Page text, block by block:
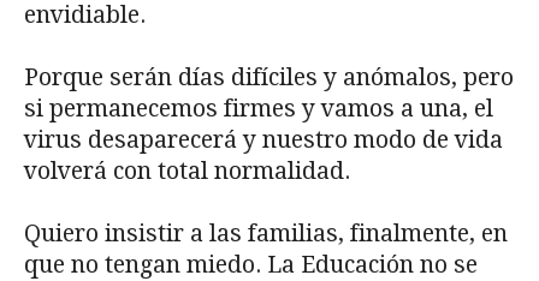
envidiable.
Porque serán días difíciles y anómalos, pero
si permanecemos firmes y vamos a una, el
virus desaparecerá y nuestro modo de vida
volverá con total normalidad.
Quiero insistir a las familias, finalmente, en
que no tengan miedo. La Educación no se